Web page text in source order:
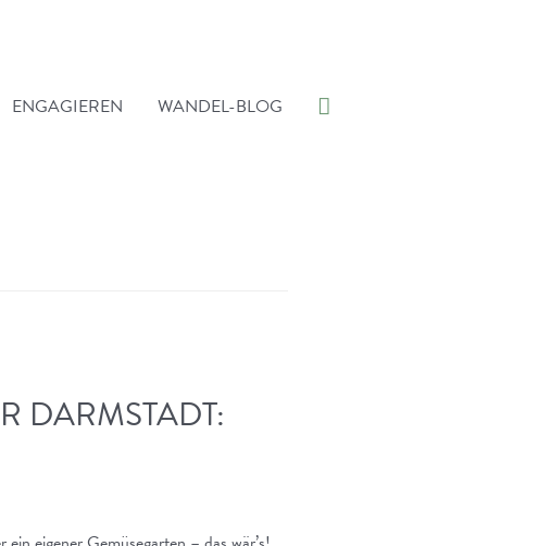
ENGAGIEREN WANDEL-BLOG Suche
DARMSTADT: